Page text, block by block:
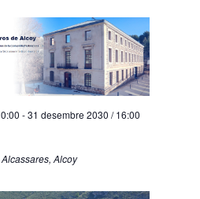
-31 desembre 2030 / 16:00
Alcoy